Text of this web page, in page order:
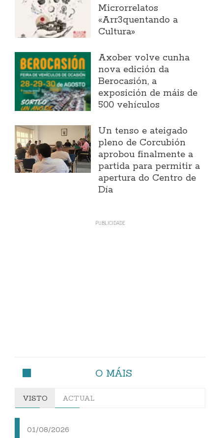
Microrrelatos
«Arr3quentando a
Cultura»
Axober volve cunha
nova edición da
Berocasión, a
exposición de máis de
500 vehículos
Un tenso e ateigado
pleno de Corcubión
aprobou finalmente a
partida para permitir a
apertura do Centro de
Día
O MÁIS
VISTO ACTUAL
01/08/2026